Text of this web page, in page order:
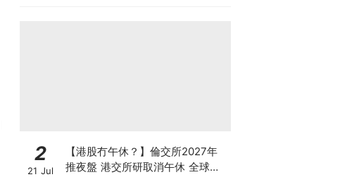
2
21 Jul
【港股冇午休？】倫交所2027年
推夜盤 港交所研取消午休 全球交